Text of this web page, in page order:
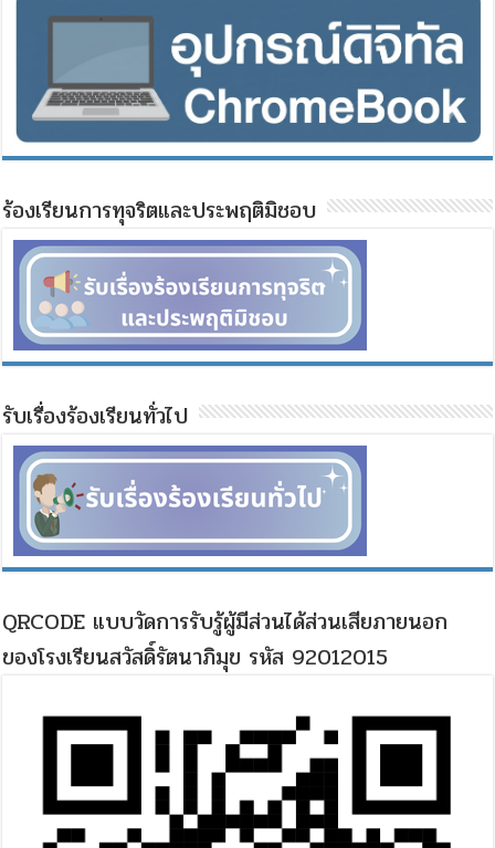
ร้องเรียนการทุจริตและประพฤติมิชอบ
รับเรื่องร้องเรียนทั่วไป
QRCODE แบบวัดการรับรู้ผู้มีส่วนได้ส่วนเสียภายนอก
ของโรงเรียนสวัสดิ์รัตนาภิมุข รหัส 92012015